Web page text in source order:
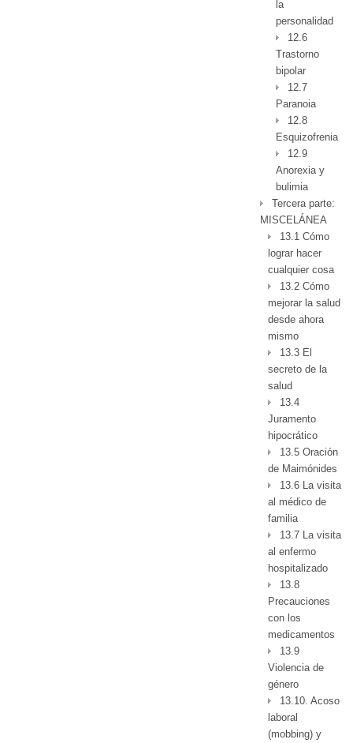
la
personalidad
12.6
Trastorno
bipolar
12.7
Paranoia
12.8
Esquizofrenia
12.9
Anorexia y
bulimia
Tercera parte:
MISCELÁNEA
13.1 Cómo
lograr hacer
cualquier cosa
13.2 Cómo
mejorar la salud
desde ahora
mismo
13.3 El
secreto de la
salud
13.4
Juramento
hipocrático
13.5 Oración
de Maimónides
13.6 La visita
al médico de
familia
13.7 La visita
al enfermo
hospitalizado
13.8
Precauciones
con los
medicamentos
13.9
Violencia de
género
13.10. Acoso
laboral
(mobbing) y